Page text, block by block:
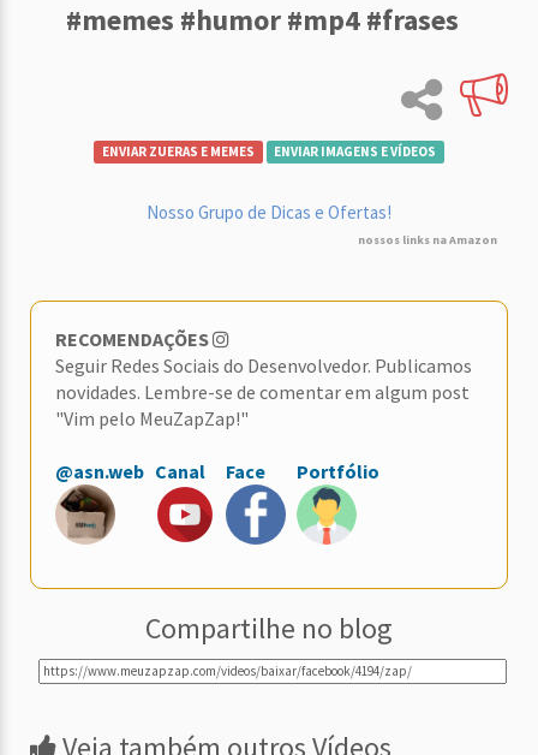
#memes #humor #mp4 #frases
ENVIAR ZUERAS E MEMES ENVIAR IMAGENS E VÍDEOS
Nosso Grupo de Dicas e Ofertas!
nossos links na Amazon
RECOMENDAÇÕES
Seguir Redes Sociais do Desenvolvedor. Publicamos
novidades. Lembre-se de comentar em algum post
"Vim pelo MeuZapZap!"
@asn.web Canal Face Portfólio
Compartilhe no blog
Veja também outros Vídeos